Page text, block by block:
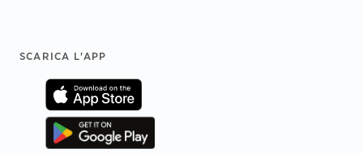
Footer
SCARICA L'APP